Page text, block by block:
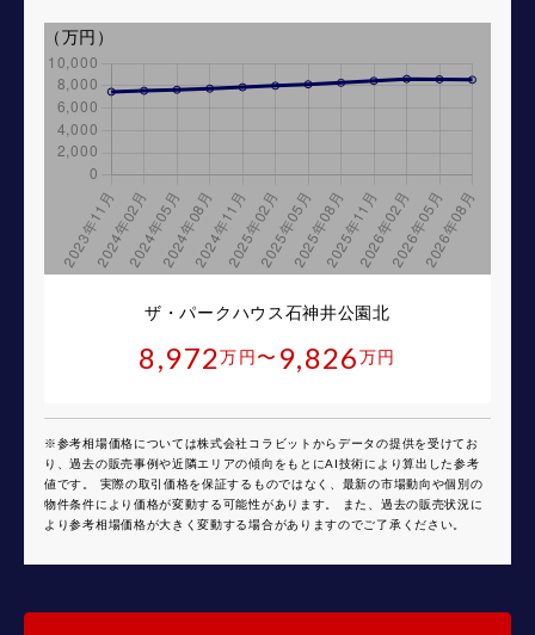
ザ・パークハウス石神井公園北
8,972万円 〜 9,826万円
※参考相場価格については株式会社コラビットからデータの提供を受けてお
り、過去の販売事例や近隣エリアの傾向をもとにAI技術により算出した参考
値です。 実際の取引価格を保証するものではなく、最新の市場動向や個別の
物件条件により価格が変動する可能性があります。 また、過去の販売状況に
より参考相場価格が大きく変動する場合がありますのでご了承ください。
（万円）